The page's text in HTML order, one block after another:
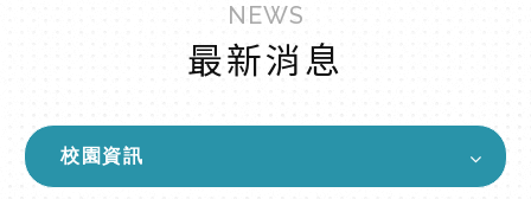
NEWS
最新消息
校園資訊